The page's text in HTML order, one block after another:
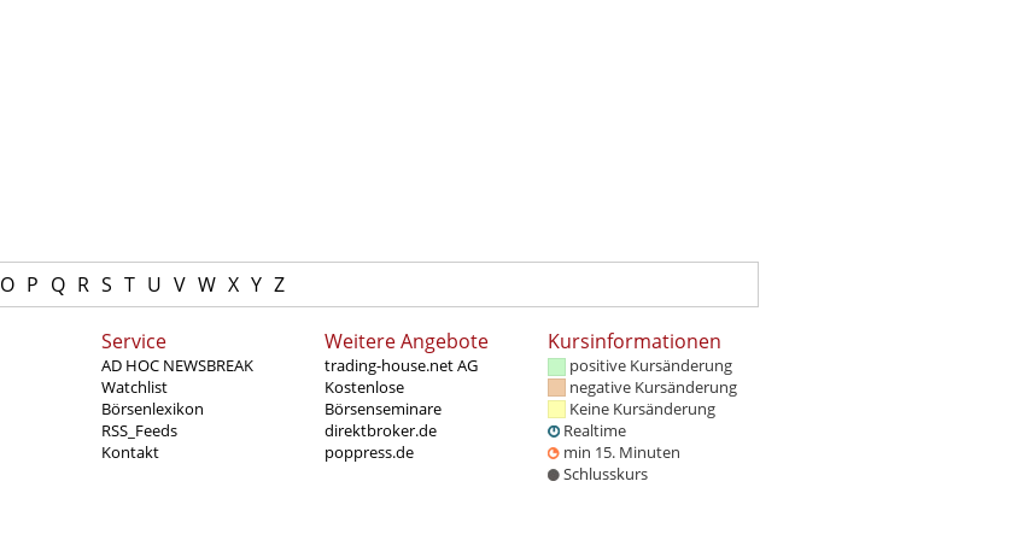
O P Q R S T U V W X Y Z
Service
AD HOC NEWSBREAK
Watchlist
Börsenlexikon
RSS_Feeds
Kontakt
Weitere Angebote
trading-house.net AG
Kostenlose
Börsenseminare
direktbroker.de
poppress.de
Kursinformationen
positive Kursänderung
negative Kursänderung
Keine Kursänderung
Realtime
min 15. Minuten
Schlusskurs